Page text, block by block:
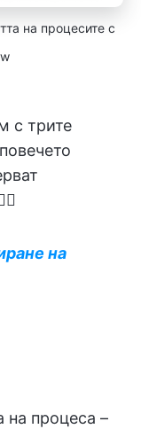
на процесите с
с трите
на
на процеса –